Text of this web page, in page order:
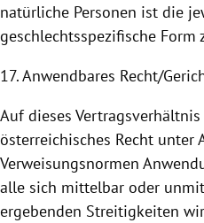
natürliche Personen ist die
geschlechtsspezifische Form
17. Anwendbares Recht/
Auf dieses
österreichisches Recht unter
Verweisungsnormen
alle sich mittelbar oder
ergebenden Streitigkeiten